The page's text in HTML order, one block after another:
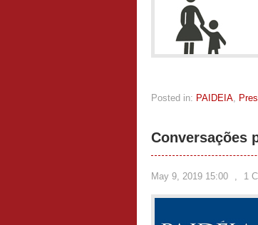
Posted in: PAIDEIA,
Conversações
May 9, 2019 15:00 , 1